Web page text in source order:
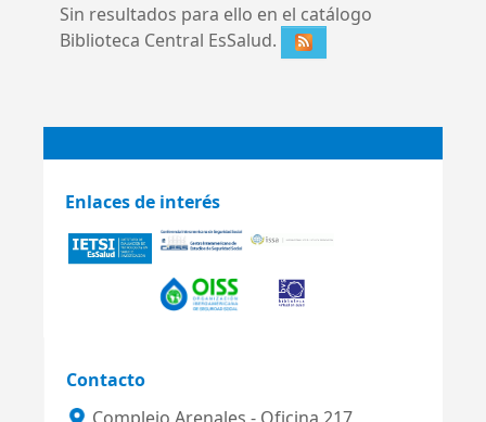
Sin resultados para ello en el catálogo
Biblioteca Central EsSalud.
Enlaces de interés
Contacto